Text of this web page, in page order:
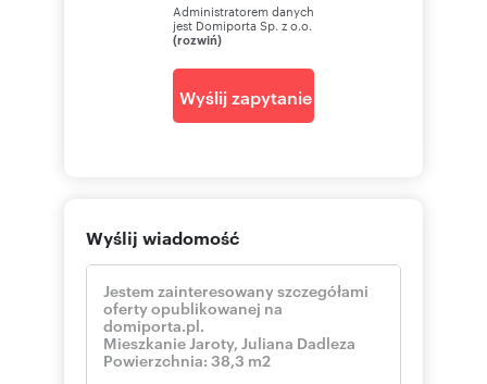
Administratorem danych
jest Domiporta Sp. z o.o.
(rozwiń)
Wyślij zapytanie
Wyślij wiadomość